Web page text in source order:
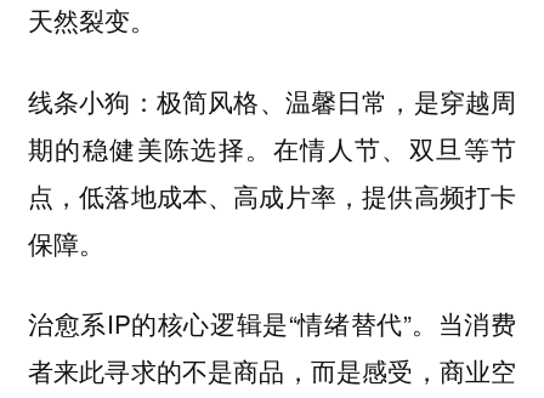
天然裂变。
线条小狗： 极简风格、温馨日常，是穿越周
期的稳健美陈选择。在情人节、双旦等节
点，低落地成本、高成片率，提供高频打卡
保障。
治愈系IP的核心逻辑是“情绪替代”。当消费
者来此寻求的不是商品，而是感受，商业空